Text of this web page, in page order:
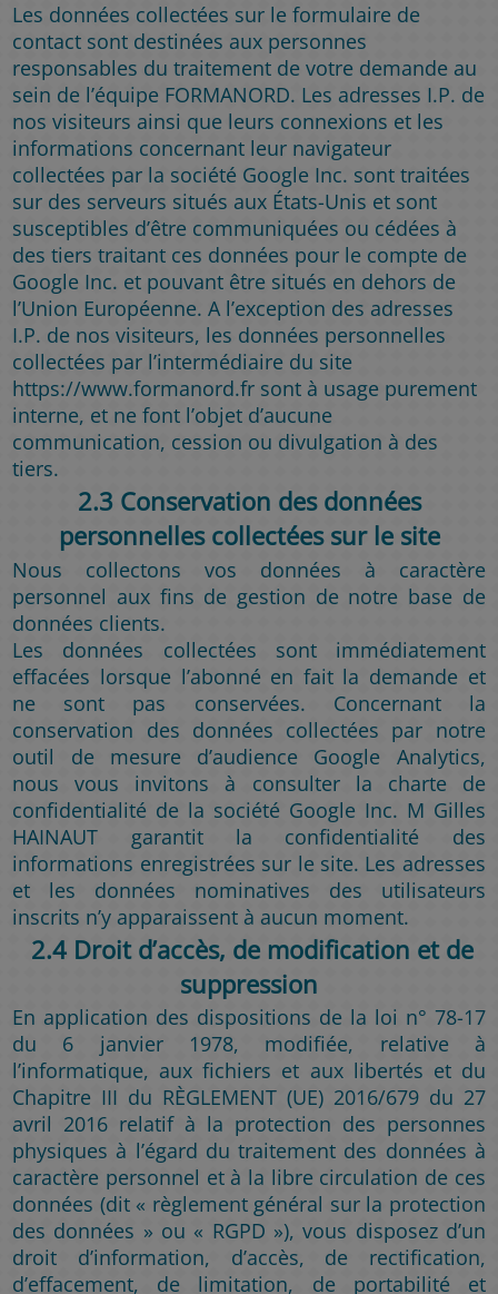
Les données collectées sur le formulaire de
contact sont destinées aux personnes
responsables du traitement de votre demande au
sein de l’équipe FORMANORD. Les adresses I.P. de
nos visiteurs ainsi que leurs connexions et les
informations concernant leur navigateur
collectées par la société Google Inc. sont traitées
sur des serveurs situés aux États-Unis et sont
susceptibles d’être communiquées ou cédées à
des tiers traitant ces données pour le compte de
Google Inc. et pouvant être situés en dehors de
l’Union Européenne. A l’exception des adresses
I.P. de nos visiteurs, les données personnelles
collectées par l’intermédiaire du site
https://www.formanord.fr sont à usage purement
interne, et ne font l’objet d’aucune
communication, cession ou divulgation à des
tiers.
2.3 Conservation des données
personnelles collectées sur le site
Nous collectons vos données à caractère
personnel aux fins de gestion de notre base de
données clients.
Les données collectées sont immédiatement
effacées lorsque l’abonné en fait la demande et
ne sont pas conservées. Concernant la
conservation des données collectées par notre
outil de mesure d’audience Google Analytics,
nous vous invitons à consulter la charte de
confidentialité de la société Google Inc. M Gilles
HAINAUT garantit la confidentialité des
informations enregistrées sur le site. Les adresses
et les données nominatives des utilisateurs
inscrits n’y apparaissent à aucun moment.
2.4 Droit d’accès, de modification et de
suppression
En application des dispositions de la loi n° 78-17
du 6 janvier 1978, modifiée, relative à
l’informatique, aux fichiers et aux libertés et du
Chapitre III du RÈGLEMENT (UE) 2016/679 du 27
avril 2016 relatif à la protection des personnes
physiques à l’égard du traitement des données à
caractère personnel et à la libre circulation de ces
données (dit « règlement général sur la protection
des données » ou « RGPD »), vous disposez d’un
droit d’information, d’accès, de rectification,
d’effacement, de limitation, de portabilité et